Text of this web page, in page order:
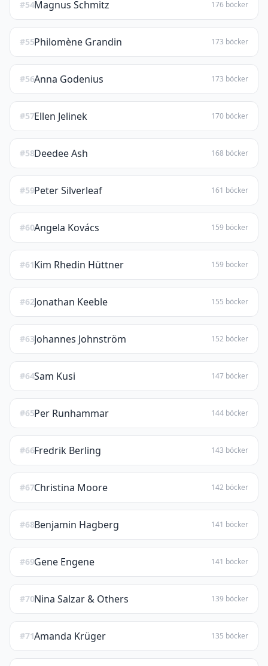
#54Magnus Schmitz 176 böcker
#55Philomène Grandin 173 böcker
#56Anna Godenius 173 böcker
#57Ellen Jelinek 170 böcker
#58Deedee Ash 168 böcker
#59Peter Silverleaf 161 böcker
#60Angela Kovács 159 böcker
#61Kim Rhedin Hüttner 159 böcker
#62Jonathan Keeble 155 böcker
#63Johannes Johnström 152 böcker
#64Sam Kusi 147 böcker
#65Per Runhammar 144 böcker
#66Fredrik Berling 143 böcker
#67Christina Moore 142 böcker
#68Benjamin Hagberg 141 böcker
#69Gene Engene 141 böcker
#70Nina Salzar & Others 139 böcker
#71Amanda Krüger 135 böcker